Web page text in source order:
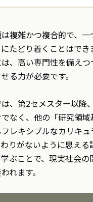
複雑かつ複合的で、一
たどり着くことはでき
、高い専門性を備え
る力が必要です。
、第2セメスター以降
なく、他の「研究領
レキシブルなカリキ
りがないように思え
ぶことで、現実社会の
れます。